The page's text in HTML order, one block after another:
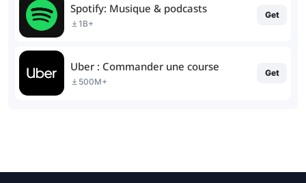
Spotify: Musique & podcasts
1B+
Get
Uber : Commander une course
500M+
Get